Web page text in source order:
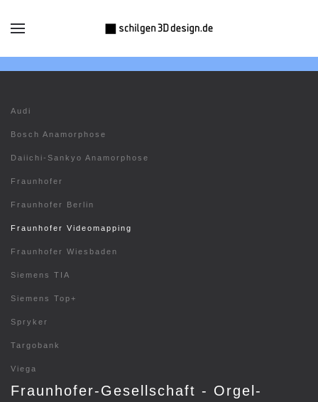
Audi
Bosch Anamorphose
Daiichi-Sankyo Anamorphose
Fraunhofer
Fraunhofer Berlin
Fraunhofer Videomapping
Fraunhofer Wiesbaden
Siemens TIA
Siemens Top+
Spryker
Targobank
Viega
Fraunhofer-Gesellschaft - Orgel-